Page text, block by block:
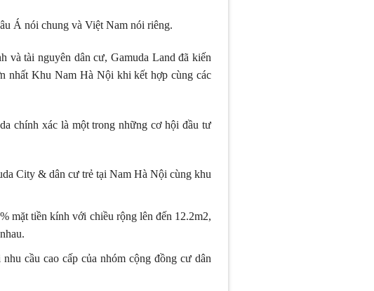
Á nói chung và Việt Nam nói riêng.
và tài nguyên dân cư, Gamuda Land đã kiến
nhất Khu Nam Hà Nội khi kết hợp cùng các
chính xác là một trong những cơ hội đầu tư
City & dân cư trẻ tại Nam Hà Nội cùng khu
mặt tiền kính với chiều rộng lên đến 12.2m2,
cầu cao cấp của nhóm cộng đồng cư dân